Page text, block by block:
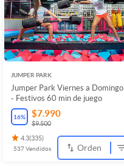
JUMPER PARK
Jumper Park Viernes a Domingo
- Festivos 60 min de juego
16% $7.990
$9.500
4.3(335)
537Vendidos Orden